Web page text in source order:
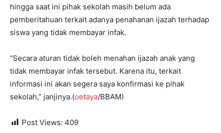
hingga saat ini pihak sekolah masih belum ada
pemberitahuan terkait adanya penahanan ijazah terhadap
siswa yang tidak membayar infak.
“Secara aturan tidak boleh menahan ijazah anak yang
tidak membayar infak tersebut. Karena itu, terkait
informasi ini akan segera saya konfirmasi ke pihak
sekolah,” janjinya.(oetaya/BBAM)
Post Views: 409